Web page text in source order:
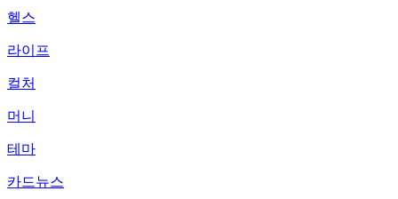
헬스
라이프
컬처
머니
테마
카드뉴스